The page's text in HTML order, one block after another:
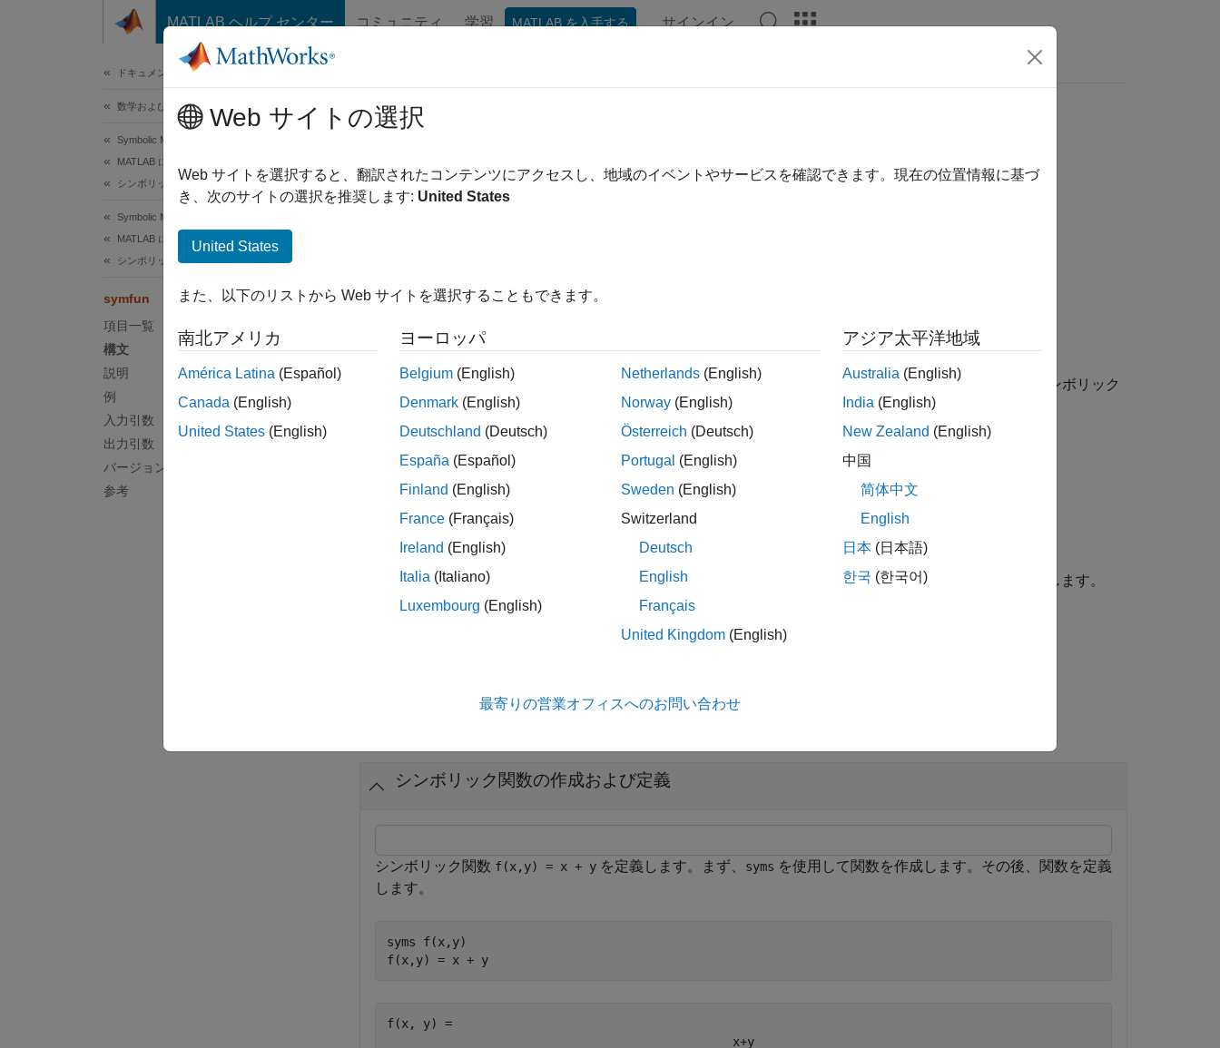
コンテンツへスキップ
MATLAB ヘルプ センター コミュニティ 学習 MATLAB を入手する サインイン
ドキュメンテーションのホーム
数学および最適化
Symbolic Math Toolbox
MATLAB におけるシンボリック計算
シンボリックの変数、式、関数および設定
Symbolic Math Toolbox
MATLAB におけるシンボリック計算
シンボリックと数値間の変換
symfun
項目一覧
構文
説明
例
入力引数
出力引数
バージョン履歴
参考
symfun
シンボリック関数の作成
f = symfun(formula,inputs)
説明
) = はシンボリック関数 を作成します。たとえば、 f(x,y) = x + y です。 inputs
内のシンボリック
変数は、入力引数です。シンボリック式formula は、関数
= symfun(formula,inputs は、形式に則ったシンボリック関数の作成方法です。
= symfun(fM)は、 型のシンボリック行列関数 型のシンボリック関数
に変換します。
(R2024b 以降)
シンボリック関数の作成および定義
シンボリック関数 f(x,y) = x + y を定義します。まず、 syms を使用して関数を作成します。その後、関数を定義
します。
syms f(x,y)
f(x,y) = x + y
f(x, y) =
x+y
Web サイトの選択
Web サイトを選択すると、翻訳されたコンテンツにアクセスし、地域のイベントやサービスを確認できます。現在の位置情報に基づ
き、次のサイトの選択を推奨します: United States
United States
また、以下のリストから Web サイトを選択することもできます。
南北アメリカ
América Latina (Español)
Canada (English)
United States (English)
ヨーロッパ
Belgium (English)
Denmark (English)
Deutschland (Deutsch)
España (Español)
Finland (English)
France (Français)
Ireland (English)
Italia (Italiano)
Luxembourg (English)
Netherlands (English)
Norway (English)
Österreich (Deutsch)
Portugal (English)
Sweden (English)
Switzerland
Deutsch
English
Français
United Kingdom (English)
アジア太平洋地域
Australia (English)
India (English)
New Zealand (English)
中国
简体中文
English
日本 (日本語)
한국 (한국어)
最寄りの営業オフィスへのお問い合わせ